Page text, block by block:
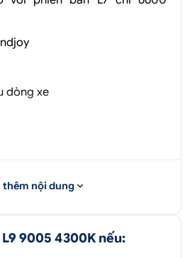
dòng xe
thêm nội dung
9005 4300K nếu: